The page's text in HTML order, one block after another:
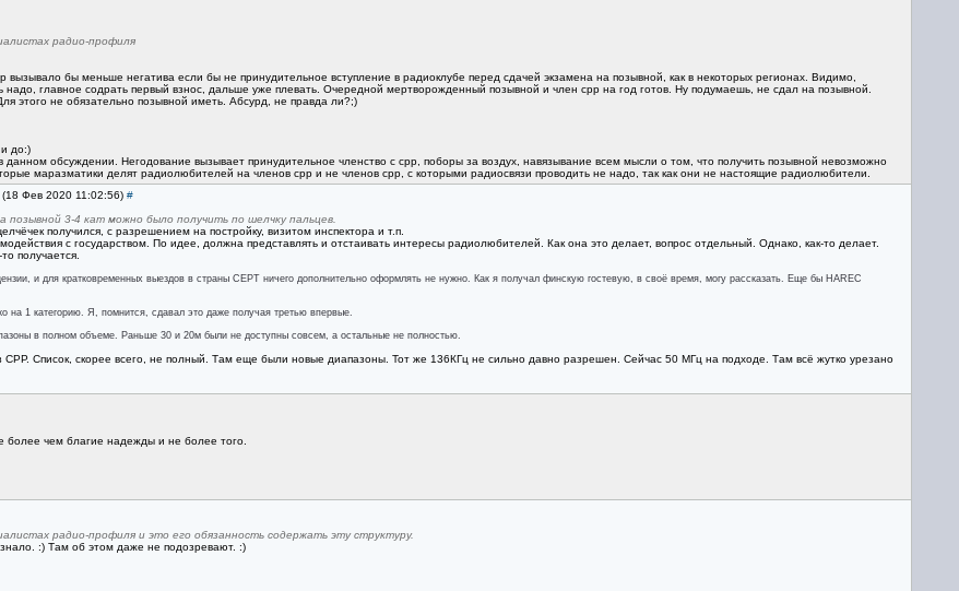
радио-профиля
бы меньше негатива если бы не принудительное вступление в радиоклубе перед сдачей экзамена на позывной, как в некоторых регионах. Видимо,
надо, главное содрать первый взнос, дальше уже плевать. Очередной мертворожденный позывной и член срр на год готов. Ну подумаешь, не сдал на позывной.
этого не обязательно позывной иметь. Абсурд, не правда ли?;)
до:)
данном обсуждении. Негодование вызывает принудительное членство с срр, поборы за воздух, навязывание всем мысли о том, что получить позывной невозможно
маразматики делят радиолюбителей на членов срр и не членов срр, с которыми радиосвязи проводить не надо, так как они не настоящие радиолюбители.
Фев 2020 11:02:56) #
3-4 кат можно было получить по шелчку пальцев.
получился, с разрешением на постройку, визитом инспектора и т.п.
с государством. По идее, должна представлять и отстаивать интересы радиолюбителей. Как она это делает, вопрос отдельный. Однако, как-то делает.
получается.
и для кратковременных выездов в страны CEPT ничего дополнительно оформлять не нужно. Как я получал финскую гостевую, в своё время, могу рассказать. Еще бы HAREC
на 1 категорию. Я, помнится, сдавал это даже получая третью впервые.
в полном объеме. Раньше 30 и 20м были не доступны совсем, а остальные не полностью.
СРР. Список, скорее всего, не полный. Там еще были новые диапазоны. Тот же 136КГц не сильно давно разрешен. Сейчас 50 МГц на подходе. Там всё жутко урезано
более чем благие надежды и не более того.
радио-профиля и это его обязанность содержать эту структуру.
:) Там об этом даже не подозревают. :)